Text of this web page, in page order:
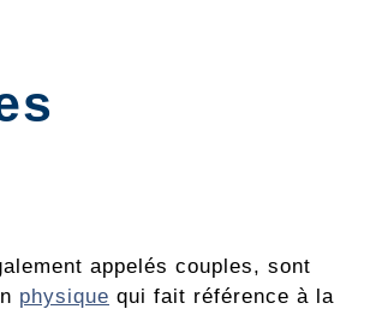
appelés couples, sont
physique qui fait référence à la